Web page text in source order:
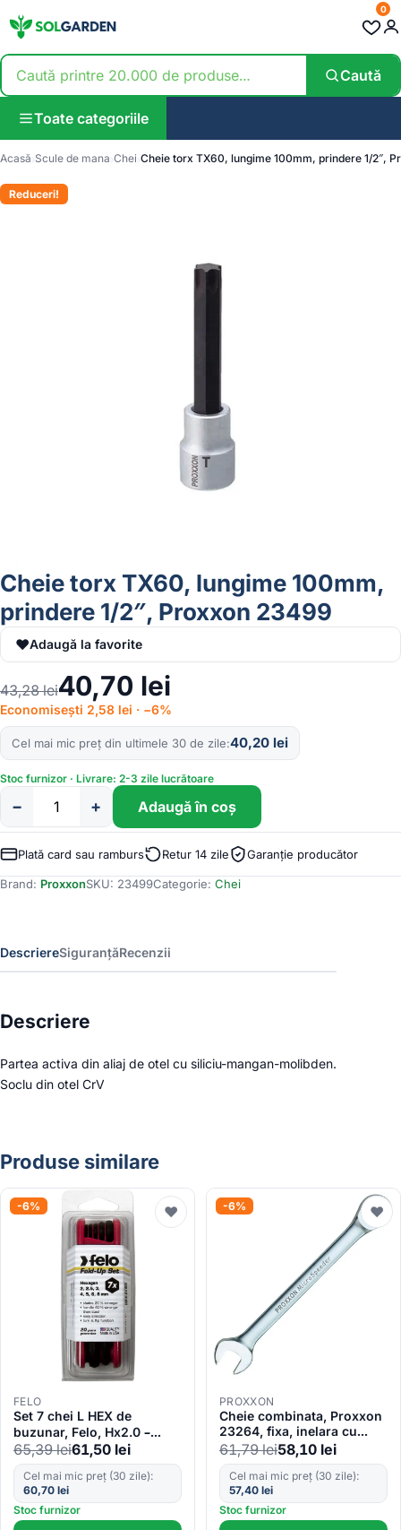
Caută
0
Toate categoriile
Acasă Scule de mana Chei Cheie torx TX60, lungime 100mm, prindere 1/2″,
Reduceri!
Cheie torx TX60, lungime 100mm,
prindere 1/2″, Proxxon 23499
♥Adaugă la favorite
43,28lei40,70 lei
Economisești 2,58 lei · −6%
Cel mai mic preț din ultimele 30 de zile 40,20 lei
Stoc furnizor · Livrare: 2-3 zile lucrătoare
Cantitate
Cheie
torx
lungime
Proxxon
23499
− + Adaugă în coș
Plată card sau ramburs Retur 14 zile Garanție producător
Brand: ProxxonSKU: 23499Categorie: Chei
DescriereSiguranțăRecenzii
Descriere
Partea activa din aliaj de otel cu siliciu-mangan-molibden.
Soclu din otel CrV
Produse similare
-6% ♥
FELO
Set 7 chei L HEX de
buzunar, Felo, Hx2.0 –
Hx8.0mm
65,39lei61,50 lei
Cel mai mic preț (30 zile):
60,70 lei
Stoc furnizor
-6% ♥
PROXXON
Cheie combinata, Proxxon
23264, fixa, inelara cu
clichet, 15mm
61,79lei58,10 lei
Cel mai mic preț (30 zile):
57,40 lei
Stoc furnizor